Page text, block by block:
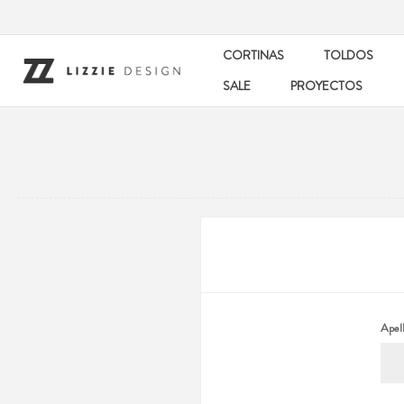
CORTINAS TOLDOS
SALE
PROYECTOS